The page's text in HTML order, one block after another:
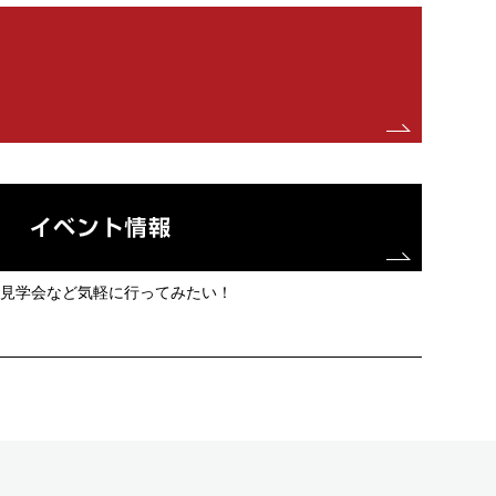
学会など気軽に行ってみたい！